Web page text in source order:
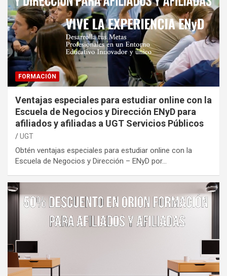
FORMACIÓN
Ventajas especiales para estudiar online con la
Escuela de Negocios y Dirección ENyD para
afiliados y afiliadas a UGT Servicios Públicos
UGT
Obtén ventajas especiales para estudiar online con la
Escuela de Negocios y Dirección – ENyD por…